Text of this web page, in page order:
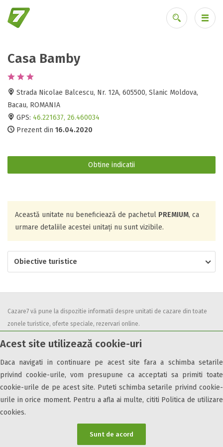
Acest site utilizează cookie-uri
Daca navigati in continuare pe acest site fara a schimba setarile
privind cookie-urile, vom presupune ca acceptati sa primiti toate
cookie-urile de pe acest site. Puteti schimba setarile privind cookie-
urile in orice moment. Pentru a afla ai multe, cititi Politica de utilizare
cookies.
Sunt de acord
Casa Bamby
Strada Nicolae Balcescu, Nr. 12A, 605500, Slanic Moldova,
Bacau, ROMANIA
GPS: 46.221637, 26.460034
Prezent din 16.04.2020
Obtine indicatii
Această unitate nu beneficiează de pachetul PREMIUM, ca
urmare detaliile acestei unitați nu sunt vizibile.
Obiective turistice
Cazare7 vă pune la dispozitie informatii despre unitati de cazare din toate
zonele turistice, oferte speciale, rezervari online.
condițiile de utilizare.
Informații utile Parteneri Cazare7